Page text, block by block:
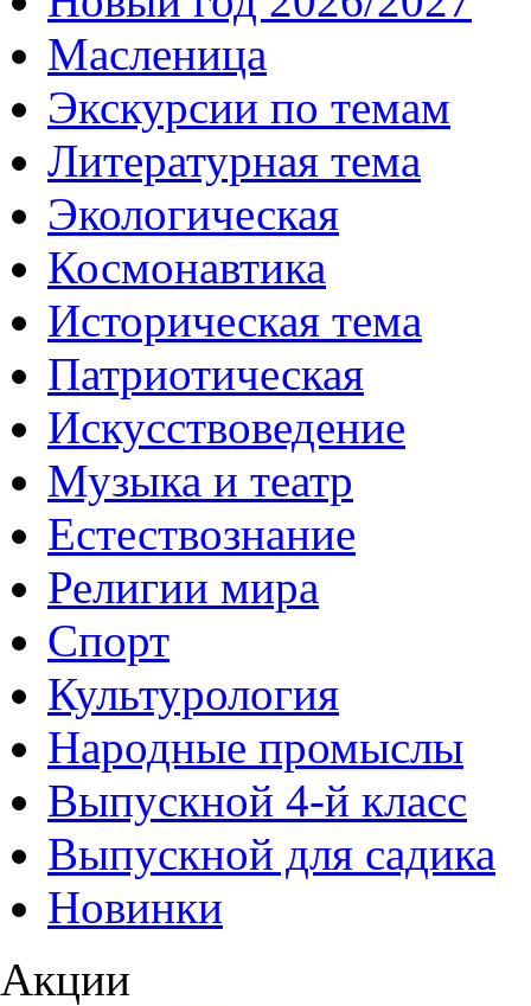
Масленица
Экскурсии по темам
Литературная тема
Экологическая
Космонавтика
Историческая тема
Патриотическая
Искусствоведение
Музыка и театр
Естествознание
Религии мира
Спорт
Культурология
Народные промыслы
Выпускной 4-й класс
Выпускной для садика
Новинки
Акции